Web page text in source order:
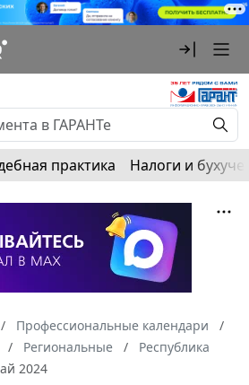
практика Налоги и
Профессиональные календари
Региональные
Республика
2024